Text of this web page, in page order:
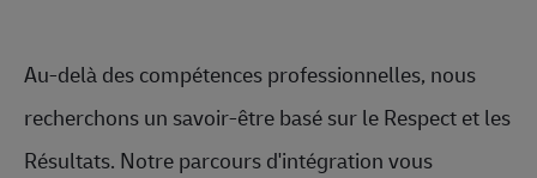
Au-delà des compétences professionnelles, nous
recherchons un savoir-être basé sur le Respect et les
Résultats. Notre parcours d'intégration vous